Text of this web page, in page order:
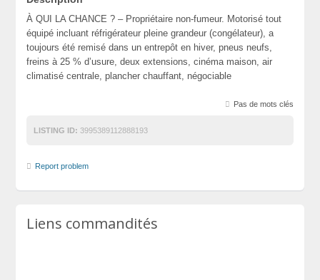
À QUI LA CHANCE ? – Propriétaire non-fumeur. Motorisé tout
équipé incluant réfrigérateur pleine grandeur (congélateur), a
toujours été remisé dans un entrepôt en hiver, pneus neufs,
freins à 25 % d’usure, deux extensions, cinéma maison, air
climatisé centrale, plancher chauffant, négociable
Pas de mots clés
LISTING ID: 3995389112888193
Report problem
Liens commandités